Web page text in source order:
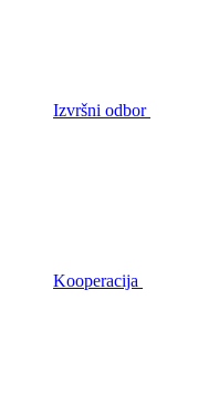
Izvršni odbor
Kooperacija